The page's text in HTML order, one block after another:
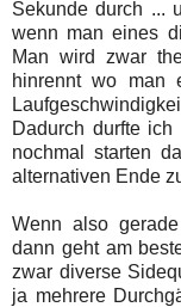
Sekunde durch ...
wenn man eines
Man wird zwar
hinrennt wo man
Dadurch durfte
nochmal starten
alternativen Ende
Wenn also
dann geht am
zwar diverse
ja mehrere